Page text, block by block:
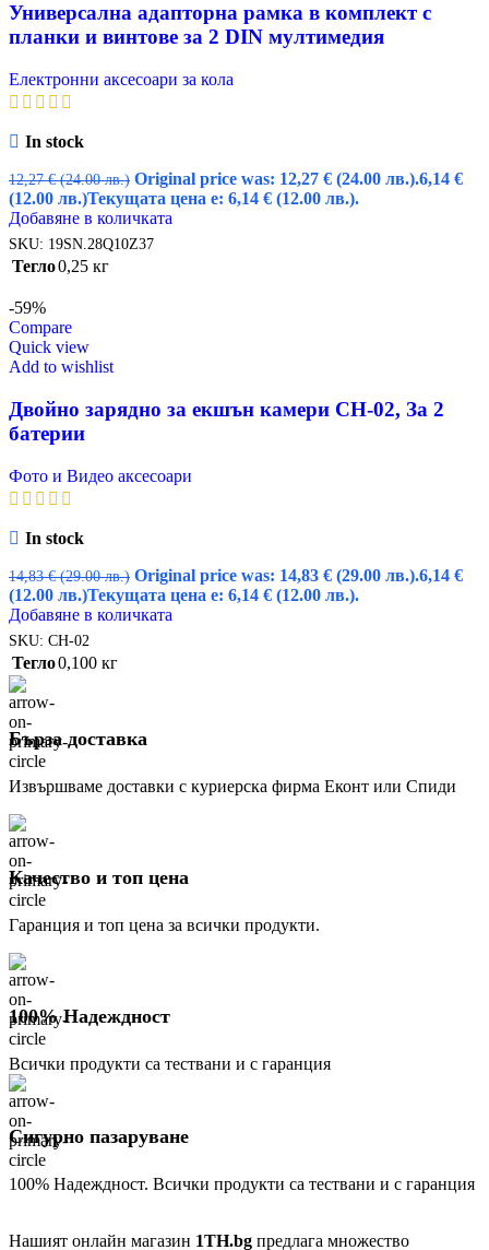
Универсална адапторна рамка в комплект с
планки и винтове за 2 DIN мултимедия
Електронни аксесоари за кола
In stock
12,27€ (24.00 лв.) Original price was: 12,27 € (24.00 лв.).6,14 €
(12.00 лв.)Текущата цена е: 6,14 € (12.00 лв.).
Добавяне в количката
SKU: 19SN.28Q10Z37
Тегло0,25 кг
-59%
Compare
Quick view
Add to wishlist
Двойно зарядно за екшън камери CH-02, За 2
батерии
Фото и Видео аксесоари
In stock
14,83€ (29.00 лв.) Original price was: 14,83 € (29.00 лв.).6,14 €
(12.00 лв.)Текущата цена е: 6,14 € (12.00 лв.).
Добавяне в количката
SKU: CH-02
Тегло0,100 кг
Бърза доставка
Извършваме доставки с куриерска фирма Еконт или Спиди
Качество и топ цена
Гаранция и топ цена за всички продукти.
100% Надеждност
Всички продукти са тествани и с гаранция
Сигурно пазаруване
100% Надеждност. Всички продукти са тествани и с гаранция
Нашият онлайн магазин 1TH.bg предлага множество